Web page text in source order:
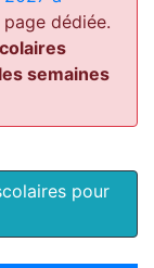
dédiée.
semaines
pour